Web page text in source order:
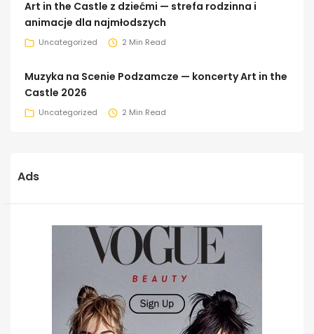
Art in the Castle z dziećmi — strefa rodzinna i
animacje dla najmłodszych
Uncategorized 2 Min Read
Muzyka na Scenie Podzamcze — koncerty Art in the
Castle 2026
Uncategorized 2 Min Read
Ads